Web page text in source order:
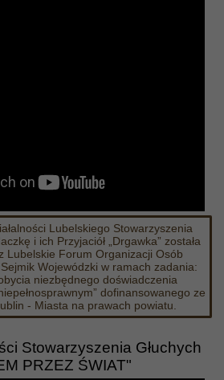
Lubelskiego Stowarzyszenia
i ich Przyjaciół „Drgawka” została
Lubelskie Forum Organizacji Osób
Wojewódzki w ramach zadania:
niezbędnego doświadczenia
dofinansowanego ze
- Miasta na prawach powiatu.
Stowarzyszenia Głuchych
PRZEZ ŚWIAT"